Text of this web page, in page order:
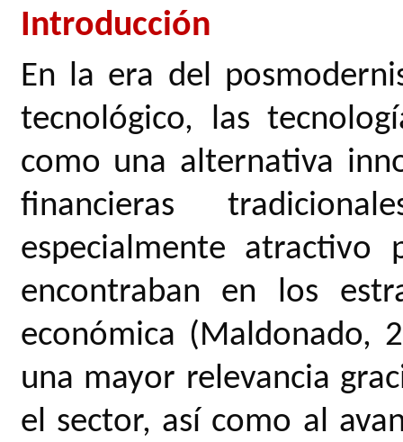
Introducción
En la era del
tecnológico, las
como una alternativa
financieras
especialmente atractivo
encontraban en los
económica (Maldonado,
una mayor relevancia
el sector, así como al